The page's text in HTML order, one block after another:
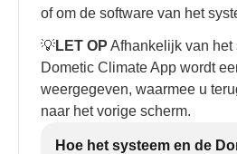
of om de software van het
💡LET OP Afhankelijk van het
Dometic Climate App wordt
weergegeven, waarmee u
naar het vorige scherm.
Hoe het systeem en de